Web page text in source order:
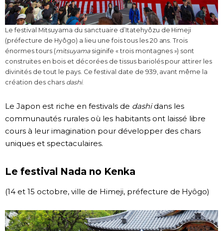
Le festival Mitsuyama du sanctuaire d’Itatehyôzu de Himeji
(préfecture de Hyôgo) a lieu une fois tous les 20 ans. Trois
énormes tours (mitsuyamasiginife « trois montagnes ») sont
construites en bois et décorées de tissus bariolés pour attirer les
divinités de tout le pays. Ce festival date de 939, avant même la
création des chars dashi.
Le Japon est riche en festivals de dashidans les
communautés rurales où les habitants ont laissé libre
cours à leur imagination pour développer des chars
uniques et spectaculaires.
Le festival Nada no Kenka
(14 et 15 octobre, ville de Himeji, préfecture de Hyôgo)